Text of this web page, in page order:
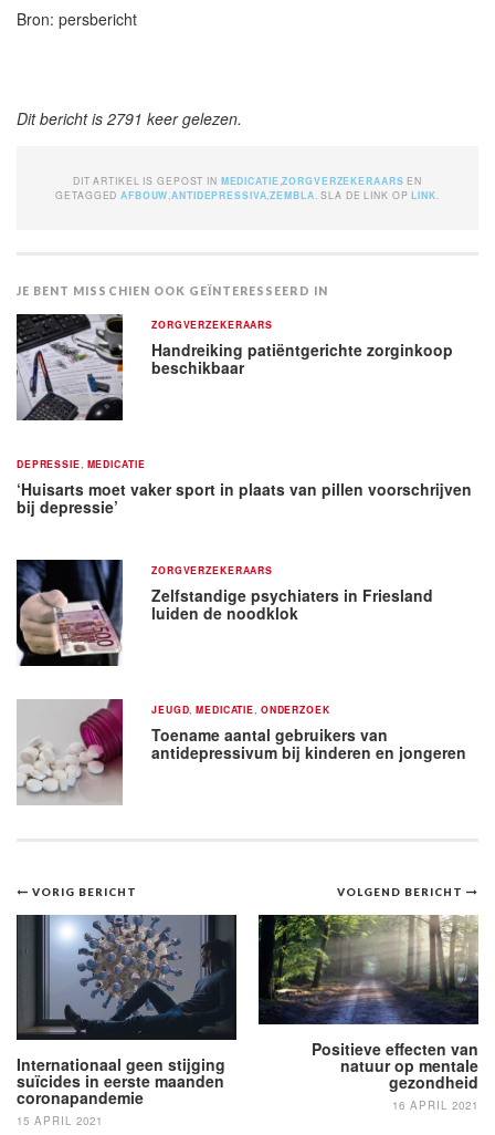
Bron: persbericht
Dit bericht is 2791 keer gelezen.
DIT ARTIKEL IS GEPOST IN MEDICATIE ,ZORGVERZEKERAARS EN
GETAGGEDAFBOUW ,ANTIDEPRESSIVA ,ZEMBLA . SLA DE LINK OPLINK
JE BENT MISSCHIEN OOK GEÏNTERESSEERD IN
ZORGVERZEKERAARS
Handreiking patiëntgerichte zorginkoop
beschikbaar
DEPRESSIE MEDICATIE
‘Huisarts moet vaker sport in plaats van pillen voorschrijven
bij depressie’
ZORGVERZEKERAARS
Zelfstandige psychiaters in Friesland
luiden de noodklok
JEUGD ,MEDICATIE ONDERZOEK
Toename aantal gebruikers van
antidepressivum bij kinderen en jongeren
Bericht
navigatie
VOLGEND BERICHT
Positieve effecten van
natuur op mentale
gezondheid
16 APRIL 2021
VORIG BERICHT
Internationaal geen stijging
suïcides in eerste maanden
coronapandemie
15 APRIL 2021